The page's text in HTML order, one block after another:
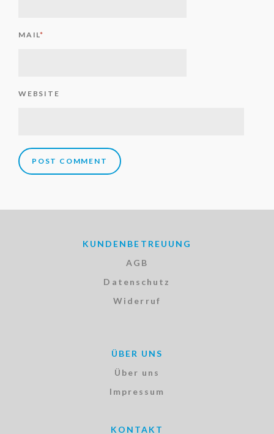
MAIL*
WEBSITE
KUNDENBETREUUNG
AGB
Datenschutz
Widerruf
ÜBER UNS
Über uns
Impressum
KONTAKT